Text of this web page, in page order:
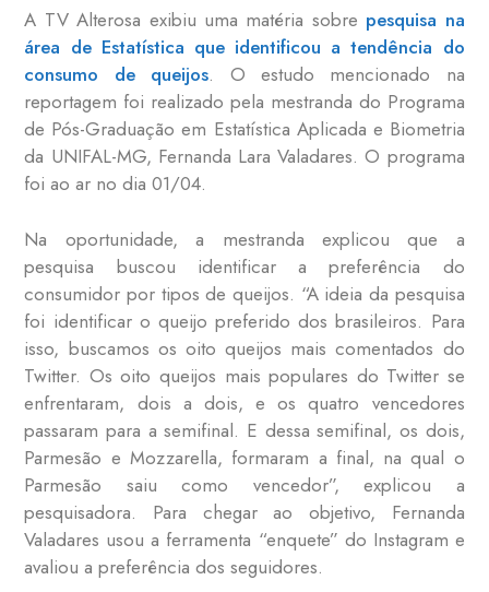
A TV Alterosa exibiu uma matéria sobre pesquisa na
área de Estatística que identificou a tendência do
consumo de queijos. O estudo mencionado na
reportagem foi realizado pela mestranda do Programa
de Pós-Graduação em Estatística Aplicada e Biometria
da UNIFAL-MG, Fernanda Lara Valadares. O programa
foi ao ar no dia 01/04.
Na oportunidade, a mestranda explicou que a
pesquisa buscou identificar a preferência do
consumidor por tipos de queijos. “A ideia da pesquisa
foi identificar o queijo preferido dos brasileiros. Para
isso, buscamos os oito queijos mais comentados do
Twitter. Os oito queijos mais populares do Twitter se
enfrentaram, dois a dois, e os quatro vencedores
passaram para a semifinal. E dessa semifinal, os dois,
Parmesão e Mozzarella, formaram a final, na qual o
Parmesão saiu como vencedor”, explicou a
pesquisadora. Para chegar ao objetivo, Fernanda
Valadares usou a ferramenta “enquete” do Instagram e
avaliou a preferência dos seguidores.